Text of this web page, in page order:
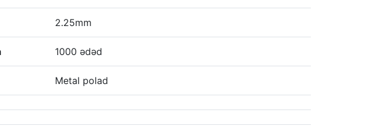
2.25mm
1000 ədəd
Metal polad